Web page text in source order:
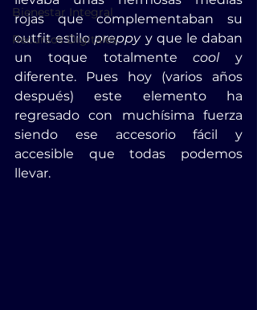
Bienestar Integral
Recursos Digitales
rojas que complementaban su
outfit estilo preppy y que le daban
un toque totalmente cool y
diferente. Pues hoy (varios años
después) este elemento ha
regresado con muchísima fuerza
siendo ese accesorio fácil y
accesible que todas podemos
llevar.